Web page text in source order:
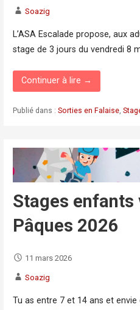
Soazig
L’ASA Escalade propose, aux
stage de 3 jours du vendredi 8
Continuer à lire →
Publié dans : Sorties en Falaise,
Stages enfants
Pâques 2026
11 mars 2026
Soazig
Tu as entre 7 et 14 ans et